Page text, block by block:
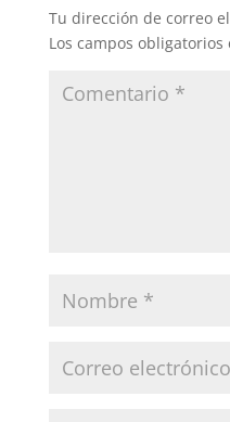
Tu dirección de correo
Los campos